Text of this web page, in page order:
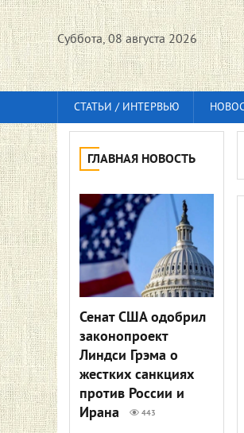
Суббота, 08 августа 2026
СТАТЬИ / ИНТЕРВЬЮ
ГЛАВНАЯ НОВОСТЬ
Сенат США одобрил
законопроект
Линдси Грэма о
жестких санкциях
против России и
Ирана
443